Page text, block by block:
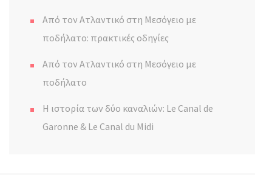
Από τον Ατλαντικό στη Μεσόγειο με
ποδήλατο: πρακτικές οδηγίες
Από τον Ατλαντικό στη Μεσόγειο με
ποδήλατο
Η ιστορία των δύο καναλιών: Le Canal de
Garonne & Le Canal du Midi